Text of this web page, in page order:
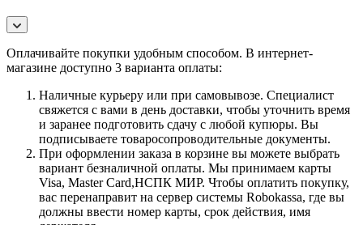
Оплачивайте покупки удобным способом. В интернет-
магазине доступно 3 варианта оплаты:
Наличные курьеру или при самовывозе. Специалист
свяжется с вами в день доставки, чтобы уточнить время
и заранее подготовить сдачу с любой купюры. Вы
подписываете товаросопроводительные документы.
При оформлении заказа в корзине вы можете выбрать
вариант безналичной оплаты. Мы принимаем карты
Visa, Master Card,НСПК МИР. Чтобы оплатить покупку,
вас перенаправит на сервер системы Robokassa, где вы
должны ввести номер карты, срок действия, имя